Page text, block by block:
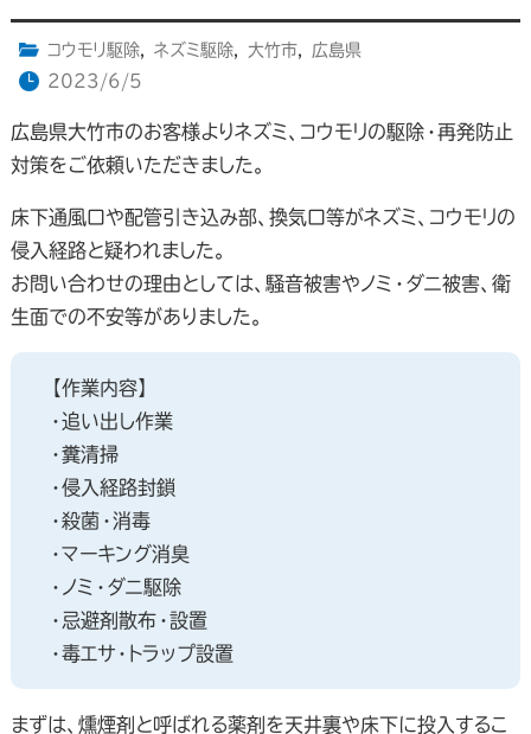
コウモリ駆除, ネズミ駆除, 大竹市,
広島県
2023/6/5
広島県大竹市のお客様よりネズミ、コウモリの駆除・再発防止
対策をご依頼いただきました。
床下通風口や配管引き込み部、換気口等がネズミ、コウモリの
侵入経路と疑われました。
お問い合わせの理由としては、騒音被害やノミ・ダニ被害、衛
生面での不安等がありました。
【作業内容】
・追い出し作業
・糞清掃
・侵入経路封鎖
・殺菌・消毒
・マーキング消臭
・ノミ・ダニ駆除
・忌避剤散布・設置
・毒エサ・トラップ設置
まずは、燻煙剤と呼ばれる薬剤を天井裏や床下に投入するこ